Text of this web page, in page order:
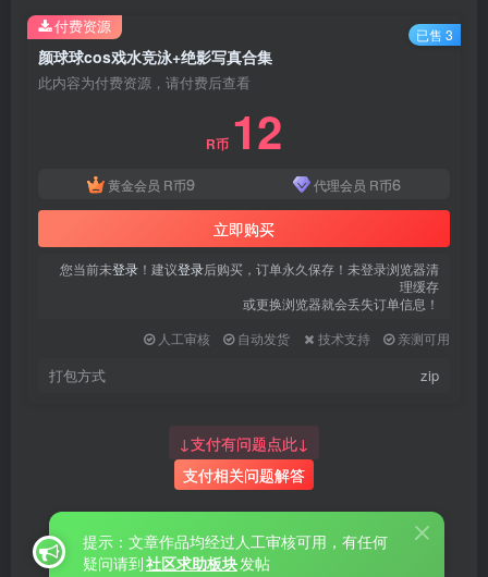
颜球球cos戏水竞泳+绝影写真合集
此内容为付费资源，请付费后查看
R币 12
黄金会员 R币9 代理会员 R币6
立即购买
您当前未登录 ！建议登录后购买，订单永久保存！未登录浏览器清
理缓存
或更换浏览器就会丢失订单信息！
人工审核
自动发货 技术支持 亲测可用
打包方式 zip
付费资源 已售 3
↓支付有问题点此↓
支付相关问题解答
提示：文章作品均经过人工审核可用，有任何
疑问请到社区求助板块发帖